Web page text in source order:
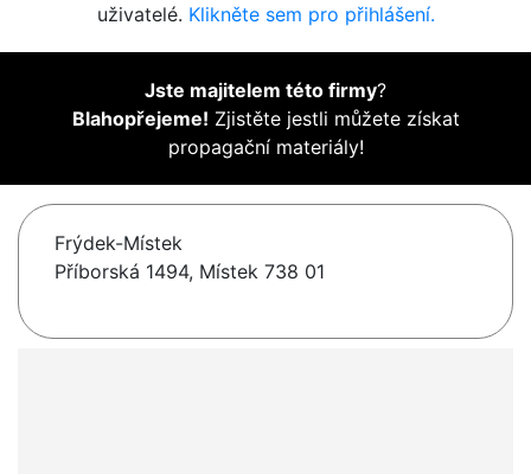
uživatelé. Klikněte sem pro přihlášení.
Jste majitelem této firmy?
Blahopřejeme! Zjistěte jestli můžete získat
propagační materiály!
Frýdek-Místek
Příborská 1494, Místek 738 01